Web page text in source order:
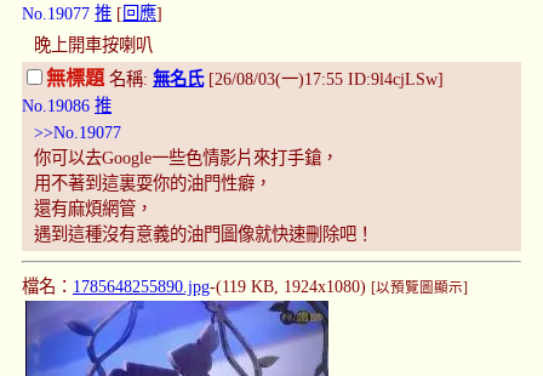
No.19077 推 [ 回應]
晚上開車按喇叭
無標題名稱: 無名氏[26/08/03(一)17:55 ID:9l4cjLSw]
No.19086 推
>>No.19077
你可以去Google一些色情影片來打手鎗，
用不著到這裏耍你的油門性癖，
還有麻煩網管，
遇到這種沒有意義的油門圖像就快速刪除吧！
檔名： 1785648255890.jpg-(119 KB, 1924x1080) [以預覽圖顯示]